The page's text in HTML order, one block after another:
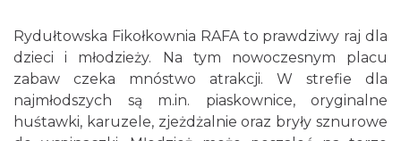
Rydułtowska Fikołkownia RAFA to prawdziwy raj dla
dzieci i młodzieży. Na tym nowoczesnym placu
zabaw czeka mnóstwo atrakcji. W strefie dla
najmłodszych są m.in. piaskownice, oryginalne
huśtawki, karuzele, zjeżdżalnie oraz bryły sznurowe